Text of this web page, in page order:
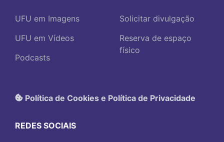
UFU em Imagens
UFU em Vídeos
Podcasts
Solicitar divulgação
Reserva de espaço
físico
Política de Cookies e Política de Privacidade
REDES SOCIAIS